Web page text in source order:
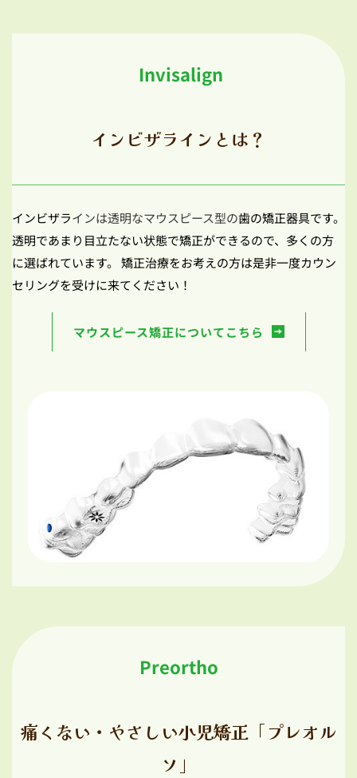
Invisalign
インビザラインとは？
インビザラインは透明なマウスピース型の歯の矯正器具です。
透明であまり目立たない状態で矯正ができるので、多くの方
に選ばれています。 矯正治療をお考えの方は是非一度カウン
セリングを受けに来てください！
マウスピース矯正についてこちら
Preortho
痛くない・やさしい小児矯正「プレオル
ソ」